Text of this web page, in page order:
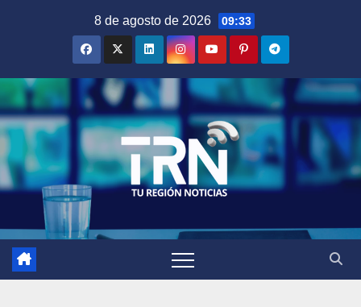
8 de agosto de 2026 09:33